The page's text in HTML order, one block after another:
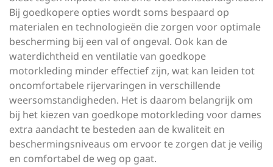
Bij goedkopere opties wordt soms bespaard op
materialen en technologieën die zorgen voor optimale
bescherming bij een val of ongeval. Ook kan de
waterdichtheid en ventilatie van goedkope
motorkleding minder effectief zijn, wat kan leiden tot
oncomfortabele rijervaringen in verschillende
weersomstandigheden. Het is daarom belangrijk om
bij het kiezen van goedkope motorkleding voor dames
extra aandacht te besteden aan de kwaliteit en
beschermingsniveaus om ervoor te zorgen dat je veilig
en comfortabel de weg op gaat.